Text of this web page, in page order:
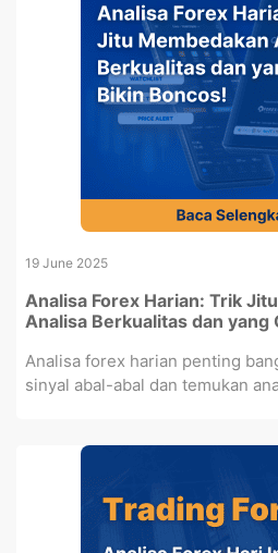
19 June 2025
Analisa Forex Harian: Trik
Analisa Berkualitas dan yang
Analisa forex harian penting
sinyal abal-abal dan temukan